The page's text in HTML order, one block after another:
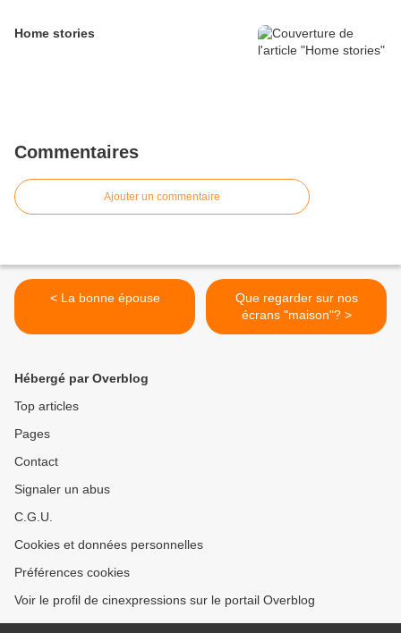
Home stories
Commentaires
Ajouter un commentaire
< La bonne épouse
Que regarder sur nos
écrans "maison"? >
Hébergé par Overblog
Top articles
Pages
Contact
Signaler un abus
C.G.U.
Cookies et données personnelles
Préférences cookies
Voir le profil de cinexpressions sur le portail Overblog